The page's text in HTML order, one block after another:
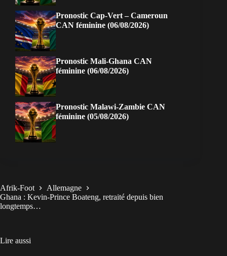
Pronostic Cap-Vert – Cameroun
CAN féminine (06/08/2026)
Pronostic Mali-Ghana CAN
féminine (06/08/2026)
Pronostic Malawi-Zambie CAN
féminine (05/08/2026)
Afrik-Foot
Allemagne
Ghana : Kevin-Prince Boateng, retraité depuis bien
longtemps…
Lire aussi